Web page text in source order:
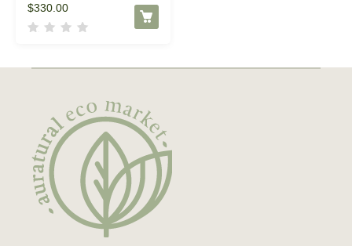
$330.00